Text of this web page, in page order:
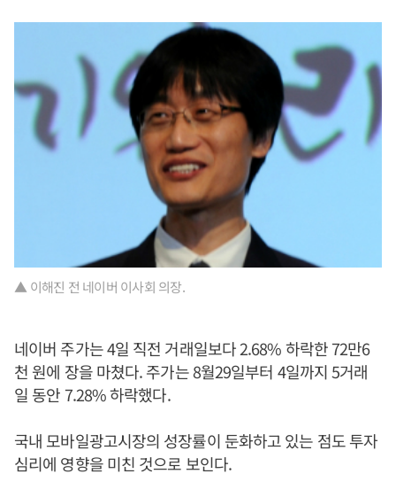
▲ 이해진 전 네이버 이사회 의장.
네이버 주가는 4일 직전 거래일보다 2.68% 하락한 72만6
천 원에 장을 마쳤다. 주가는 8월29일부터 4일까지 5거래
일 동안 7.28% 하락했다.
국내 모바일광고시장의 성장률이 둔화하고 있는 점도 투자
심리에 영향을 미친 것으로 보인다.